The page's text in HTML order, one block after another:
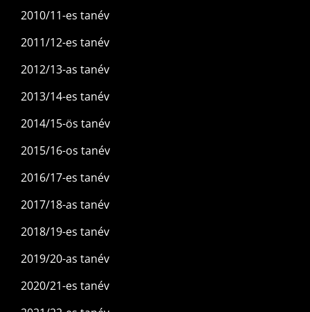
2010/11-es tanév
2011/12-es tanév
2012/13-as tanév
2013/14-es tanév
2014/15-ös tanév
2015/16-os tanév
2016/17-es tanév
2017/18-as tanév
2018/19-es tanév
2019/20-as tanév
2020/21-es tanév